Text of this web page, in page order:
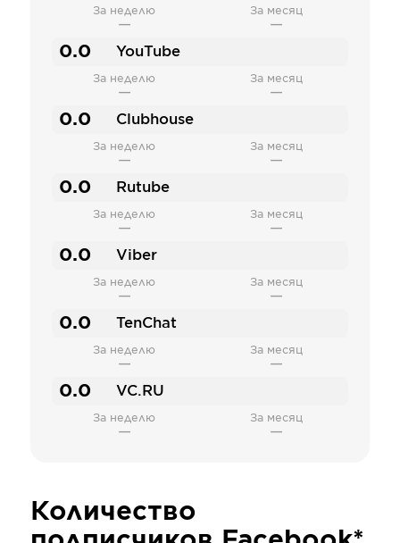
За неделю
—
За месяц
—
0.0 YouTube
За неделю
—
За месяц
—
0.0 Clubhouse
За неделю
—
За месяц
—
0.0 Rutube
За неделю
—
За месяц
—
0.0 Viber
За неделю
—
За месяц
—
0.0 TenChat
За неделю
—
За месяц
—
0.0 VC.RU
За неделю
—
За месяц
—
Количество